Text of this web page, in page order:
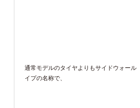
通常モデルのタイヤよりもサイドウォール
イプの名称で、